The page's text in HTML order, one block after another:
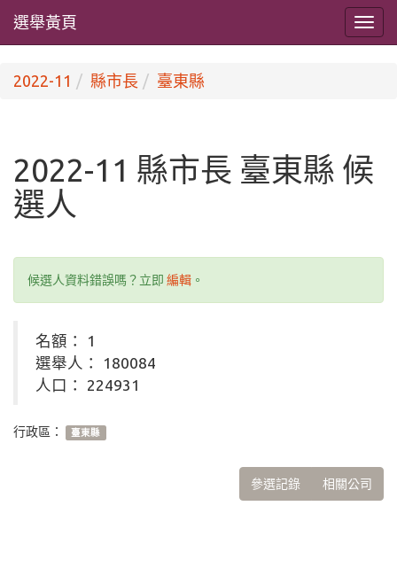
選舉黃頁
2022-11 縣市長 臺東縣
2022-11 縣市長 臺東縣 候
選人
候選人資料錯誤嗎？立即 編輯 。
名額： 1
選舉人： 180084
人口： 224931
行政區： 臺東縣
參選記錄 相關公司